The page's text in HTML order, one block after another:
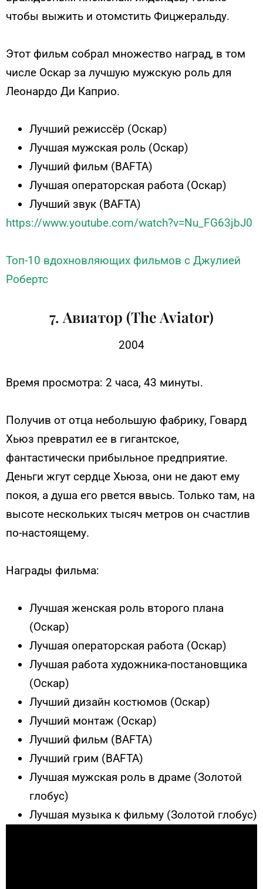
чтобы выжить и отомстить Фицжеральду.
Этот фильм собрал множество наград, в том
числе Оскар за лучшую мужскую роль для
Леонардо Ди Каприо.
Лучший режиссёр (Оскар)
Лучшая мужская роль (Оскар)
Лучший фильм (BAFTA)
Лучшая операторская работа (Оскар)
Лучший звук (BAFTA)
https://www.youtube.com/watch?v=Nu_FG63jbJ0
Топ-10 вдохновляющих фильмов с Джулией
Робертс
7. Авиатор (The Aviator)
2004
Время просмотра: 2 часа, 43 минуты.
Получив от отца небольшую фабрику, Говард
Хьюз превратил ее в гигантское,
фантастически прибыльное предприятие.
Деньги жгут сердце Хьюза, они не дают ему
покоя, а душа его рвется ввысь. Только там, на
высоте нескольких тысяч метров он счастлив
по-настоящему.
Награды фильма:
Лучшая женская роль второго плана
(Оскар)
Лучшая операторская работа (Оскар)
Лучшая работа художника-постановщика
(Оскар)
Лучший дизайн костюмов (Оскар)
Лучший монтаж (Оскар)
Лучший фильм (BAFTA)
Лучший грим (BAFTA)
Лучшая мужская роль в драме (Золотой
глобус)
Лучшая музыка к фильму (Золотой глобус)